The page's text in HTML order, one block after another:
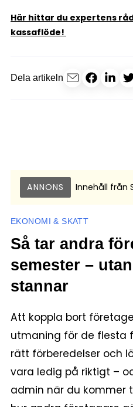
Här hittar du expertens
kassaflöde!
Dela artikeln
ANNONS Innehåll från
EKONOMI & SKATT
Så tar andra
semester –
stannar
Att koppla bort
utmaning för de flesta
rätt förberedelser och
vara ledig på riktigt –
admin när du kommer